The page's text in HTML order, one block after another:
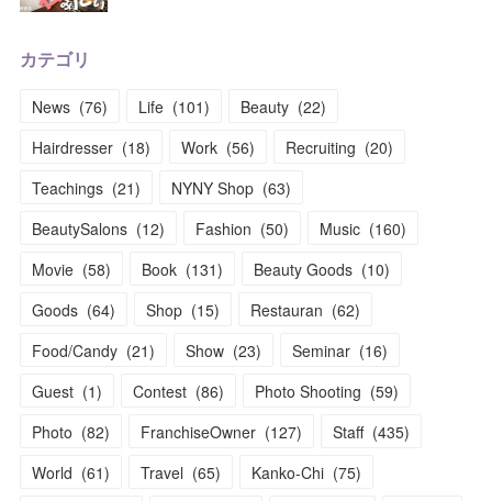
カテゴリ
News (76) Life (101) Beauty (22)
Hairdresser (18) Work (56) Recruiting (20)
Teachings (21) NYNY Shop (63)
BeautySalons (12) Fashion (50) Music (160)
Movie (58) Book (131) Beauty Goods (10)
Goods (64) Shop (15) Restauran (62)
Food/Candy (21) Show (23) Seminar (16)
Guest (1) Contest (86) Photo Shooting (59)
Photo (82) FranchiseOwner (127) Staff (435)
World (61) Travel (65) Kanko-Chi (75)